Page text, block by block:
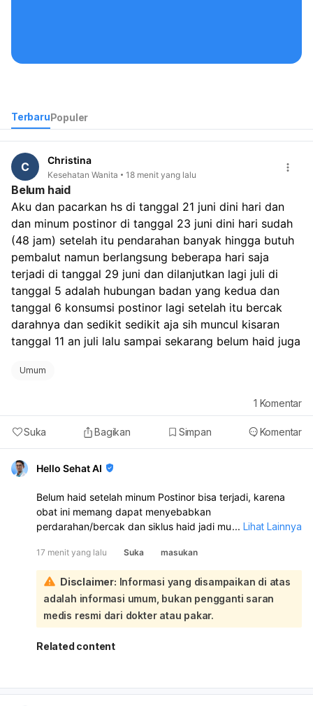
TerbaruPopuler
C Christina
Kesehatan Wanita 18 menit yang lalu
Belum haid
Aku dan pacarkan hs di tanggal 21 juni dini hari dan
dan minum postinor di tanggal 23 juni dini hari sudah
(48 jam) setelah itu pendarahan banyak hingga butuh
pembalut namun berlangsung beberapa hari saja
terjadi di tanggal 29 juni dan dilanjutkan lagi juli di
tanggal 5 adalah hubungan badan yang kedua dan
tanggal 6 konsumsi postinor lagi setelah itu bercak
darahnya dan sedikit sedikit aja sih muncul kisaran
tanggal 11 an juli lalu sampai sekarang belum haid juga
Umum
Suka Bagikan Simpan Komentar
1 Komentar
Hello Sehat AI
Belum haid setelah minum Postinor bisa terjadi, karena
obat ini memang dapat menyebabkan
perdarahan/bercak dan siklus haid jadi mundur atau tidak
lagi tanggal 5 Juli, tetap ada kemungkinan hamil.
Sebaiknya lakukan tes kehamilan sekarang, terutama
kalau haid sudah terlambat. Kalau hasilnya negatif tapi
haid tetap belum datang, ulangi 1 minggu kemudian atau
periksakan ke dokter kandungan. Segera periksa juga
bila perdarahannya sangat banyak, nyeri hebat, atau ada
keputihan berbau/ gatal.
... Lihat Lainnya
17 menit yang lalu Suka masukan
Disclaimer: Informasi yang disampaikan di atas
adalah informasi umum, bukan pengganti saran
medis resmi dari dokter atau pakar.
Related content